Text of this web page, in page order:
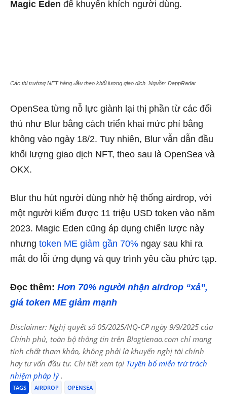
Magic Eden để khuyến khích người dùng.
Các thị trường NFT hàng đầu theo khối lượng giao dịch. Nguồn: DappRadar
OpenSea từng nỗ lực giành lại thị phần từ các đối
thủ như Blur bằng cách triển khai mức phí bằng
không vào ngày 18/2. Tuy nhiên, Blur vẫn dẫn đầu
khối lượng giao dịch NFT, theo sau là OpenSea và
OKX.
Blur thu hút người dùng nhờ hệ thống airdrop, với
một người kiếm được 11 triệu USD token vào năm
2023. Magic Eden cũng áp dụng chiến lược này
nhưng token ME giảm gần 70% ngay sau khi ra
mắt do lỗi ứng dụng và quy trình yêu cầu phức tạp.
Đọc thêm: Hơn 70% người nhận airdrop “xả”,
giá token ME giảm mạnh
Disclaimer: Nghị quyết số 05/2025/NQ-CP ngày 9/9/2025 của
Chính phủ, toàn bộ thông tin trên Blogtienao.com chỉ mang
tính chất tham khảo, không phải là khuyến nghị tài chính
hay tư vấn đầu tư. Chi tiết xem tại Tuyên bố miễn trừ trách
nhiệm pháp lý.
TAGS AIRDROP OPENSEA